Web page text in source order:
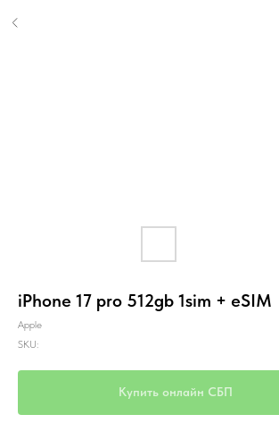
iPhone 17 pro 512gb 1sim + eSIM
Apple
SKU:
Купить онлайн СБП